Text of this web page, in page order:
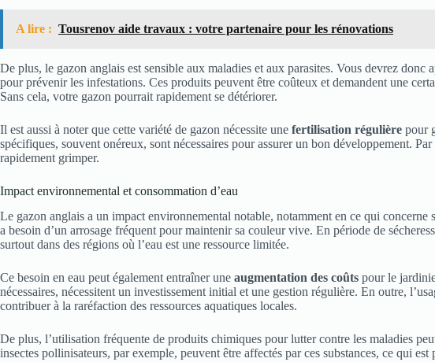
A lire : Tousrenov aide travaux : votre partenaire pour les rénovations
De plus, le gazon anglais est sensible aux maladies et aux parasites. Vous devrez donc
pour prévenir les infestations. Ces produits peuvent être coûteux et demandent une
Sans cela, votre gazon pourrait rapidement se détériorer.
Il est aussi à noter que cette variété de gazon nécessite une fertilisation régulière pour
spécifiques, souvent onéreux, sont nécessaires pour assurer un bon développement.
rapidement grimper.
Impact environnemental et consommation d’eau
Le gazon anglais a un impact environnemental notable, notamment en ce qui concerne
a besoin d’un arrosage fréquent pour maintenir sa couleur vive. En période de
surtout dans des régions où l’eau est une ressource limitée.
Ce besoin en eau peut également entraîner une augmentation des coûts pour le
nécessaires, nécessitent un investissement initial et une gestion régulière. En outre,
contribuer à la raréfaction des ressources aquatiques locales.
De plus, l’utilisation fréquente de produits chimiques pour lutter contre les maladies
insectes pollinisateurs, par exemple, peuvent être affectés par ces substances, ce qui est